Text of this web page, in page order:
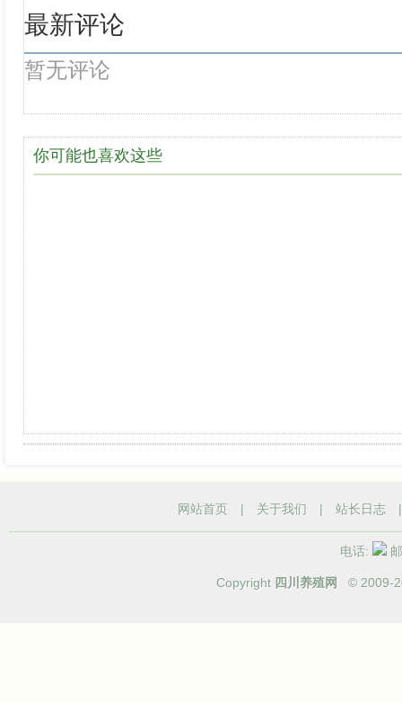
最新评论
暂无评论
你可能也喜欢这些
网站首页 | 关于我们 | 站长日志
电话:
Copyright 四川养殖网 © 2009-